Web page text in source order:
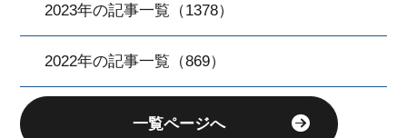
2023年の記事一覧（1378）
2022年の記事一覧（869）
一覧ページへ